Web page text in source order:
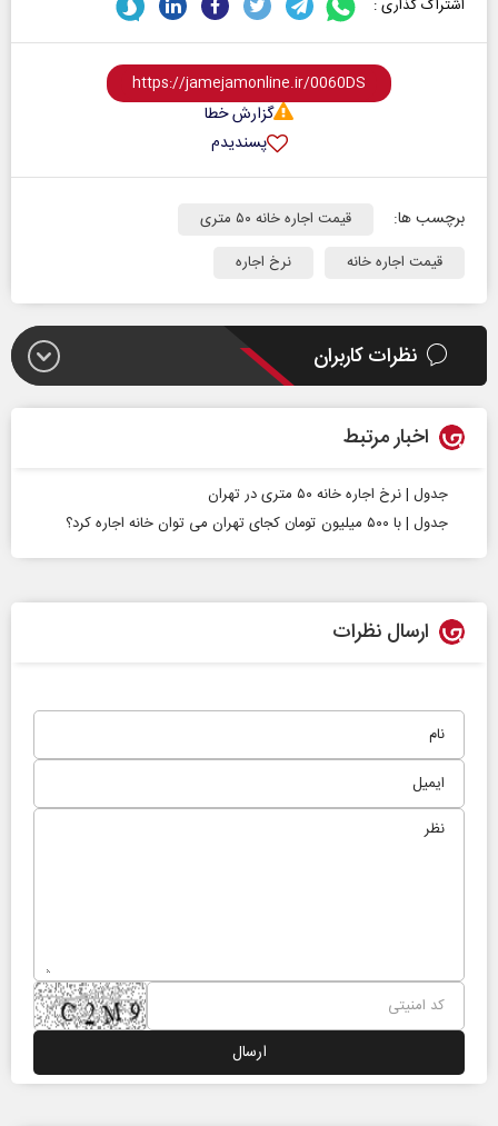
اشتراک گذاری :
گزارش خطا
پسندیدم
برچسب ها:
قیمت اجاره خانه ۵۰ متری
قیمت اجاره خانه
نرخ اجاره
نظرات کاربران
اخبار مرتبط
جدول | نرخ اجاره خانه ۵۰ متری در تهران
جدول | با ۵۰۰ میلیون تومان کجای تهران می توان خانه اجاره کرد؟
ارسال نظرات